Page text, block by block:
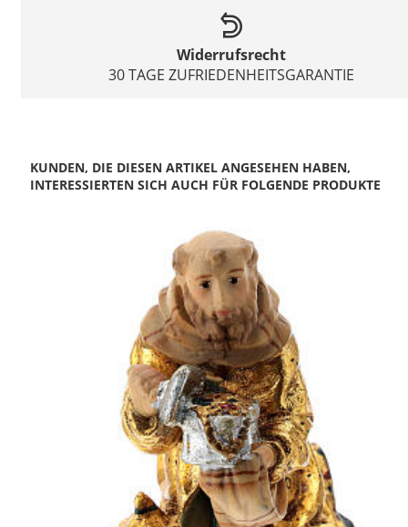
Widerrufsrecht
30 TAGE ZUFRIEDENHEITSGARANTIE
KUNDEN, DIE DIESEN ARTIKEL ANGESEHEN HABEN,
INTERESSIERTEN SICH AUCH FÜR FOLGENDE PRODUKTE